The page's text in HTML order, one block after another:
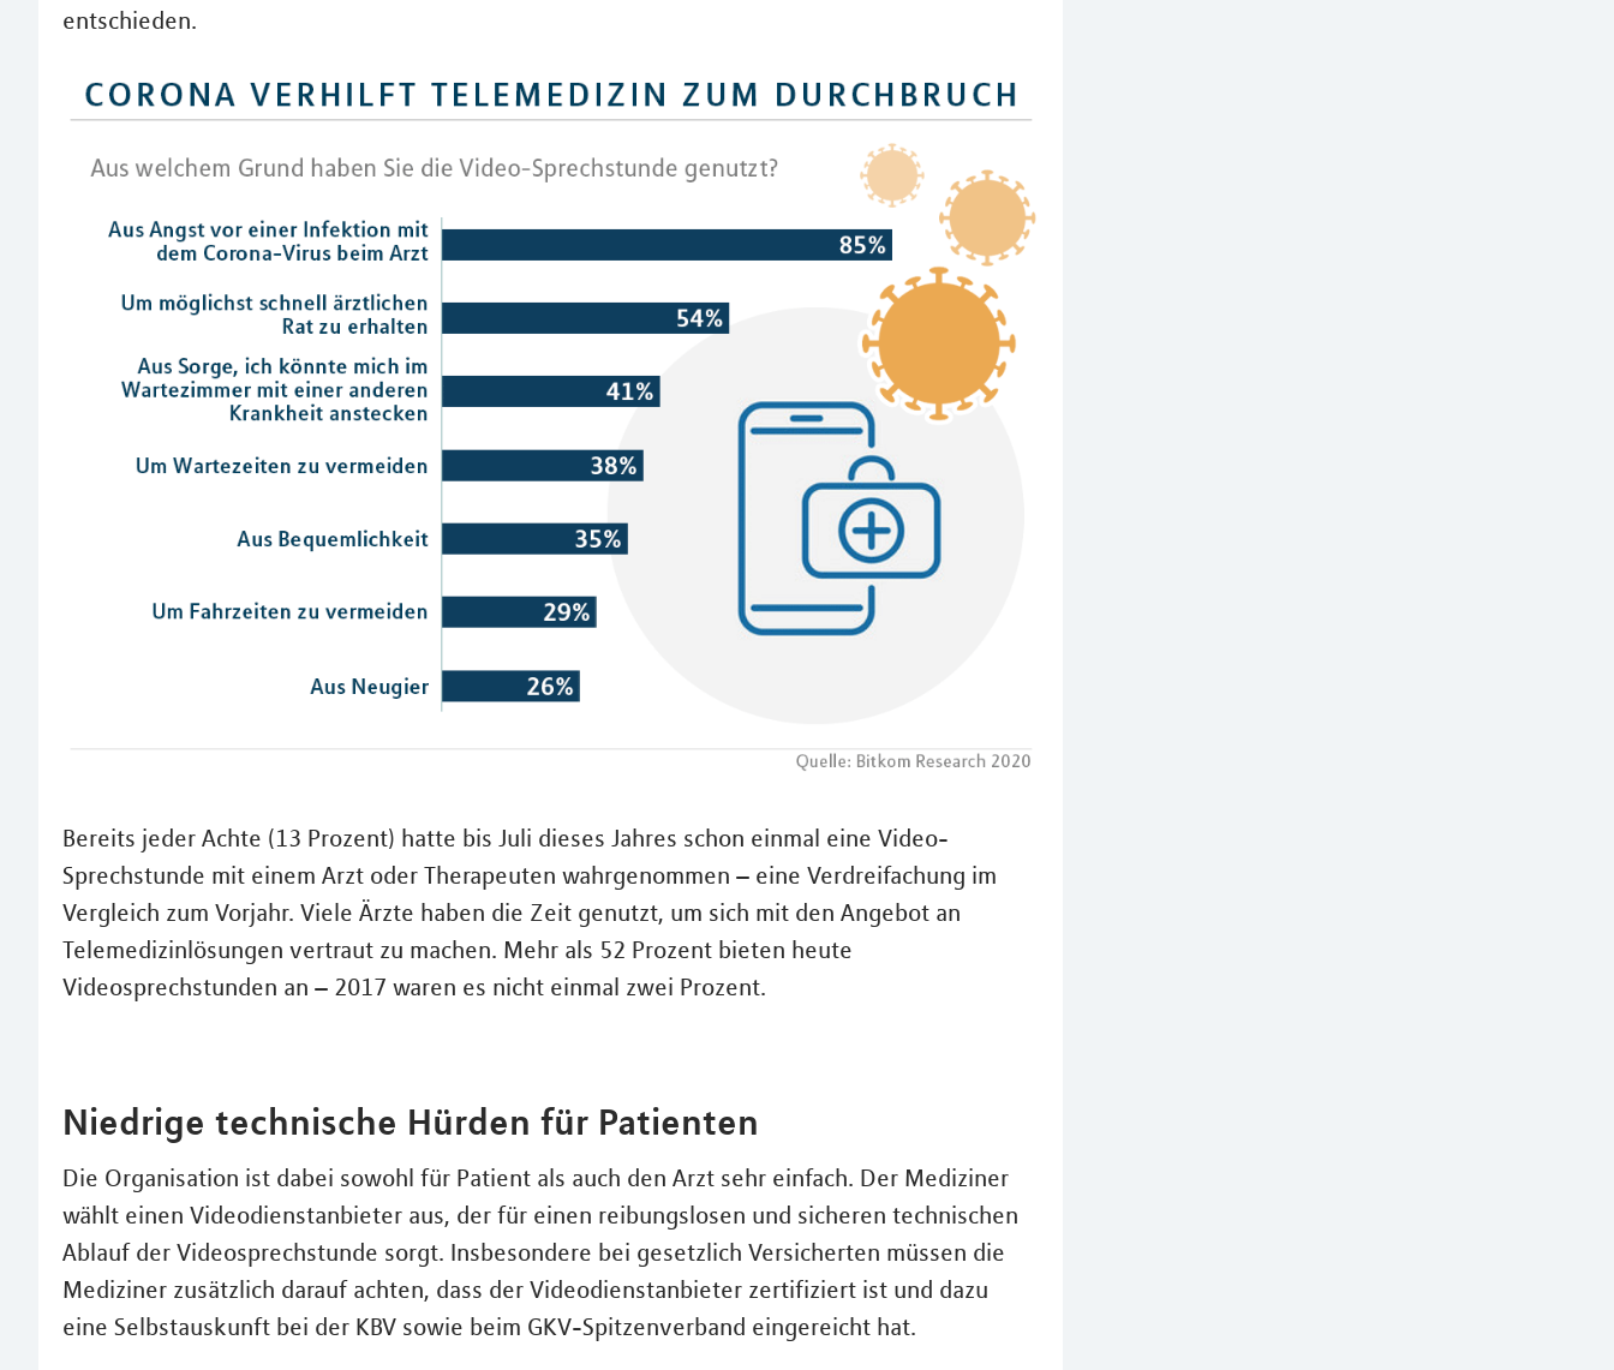
entschieden.
Bereits jeder Achte (13 Prozent) hatte bis Juli dieses Jahres schon einmal eine Video-
Sprechstunde mit einem Arzt oder Therapeuten wahrgenommen – eine Verdreifachung im
Vergleich zum Vorjahr. Viele Ärzte haben die Zeit genutzt, um sich mit den Angebot an
Telemedizinlösungen vertraut zu machen. Mehr als 52 Prozent bieten heute
Videosprechstunden an – 2017 waren es nicht einmal zwei Prozent.
Niedrige technische Hürden für Patienten
Die Organisation ist dabei sowohl für Patient als auch den Arzt sehr einfach. Der Mediziner
wählt einen Videodienstanbieter aus, der für einen reibungslosen und sicheren technischen
Ablauf der Videosprechstunde sorgt. Insbesondere bei gesetzlich Versicherten müssen die
Mediziner zusätzlich darauf achten, dass der Videodienstanbieter zertifiziert ist und dazu
eine Selbstauskunft bei der KBV sowie beim GKV-Spitzenverband eingereicht hat.